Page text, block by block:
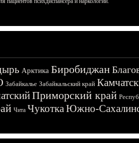
Арктика Биробиджан
Забайкалье Забайкальский край
Приморский край
Чита ЧукоткаЮжно-